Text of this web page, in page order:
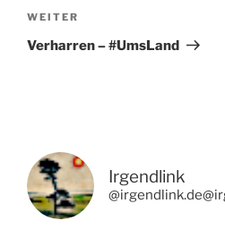
Nächster
Beitrag
WEITER
Verharren – #UmsLand
Irgendlink